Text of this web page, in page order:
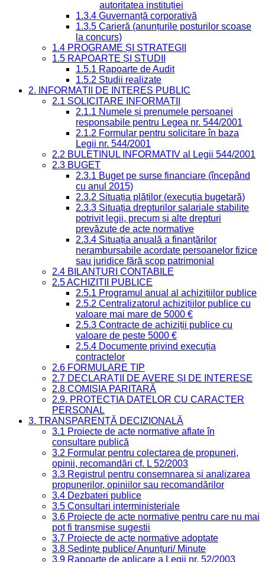
autoritatea instituției
1.3.4 Guvernanță corporativă
1.3.5 Carieră (anunțurile posturilor scoase
la concurs)
1.4 PROGRAME ȘI STRATEGII
1.5 RAPOARTE ȘI STUDII
1.5.1 Rapoarte de Audit
1.5.2 Studii realizate
2. INFORMAȚII DE INTERES PUBLIC
2.1 SOLICITARE INFORMAȚII
2.1.1 Numele și prenumele persoanei
responsabile pentru Legea nr. 544/2001
2.1.2 Formular pentru solicitare în baza
Legii nr. 544/2001
2.2 BULETINUL INFORMATIV al Legii 544/2001
2.3 BUGET
2.3.1 Buget pe surse financiare (începând
cu anul 2015)
2.3.2 Situația plăților (execuția bugetară)
2.3.3 Situația drepturilor salariale stabilite
potrivit legii, precum și alte drepturi
prevăzute de acte normative
2.3.4 Situația anuală a finanțărilor
nerambursabile acordate persoanelor fizice
sau juridice fără scop patrimonial
2.4 BILANȚURI CONTABILE
2.5 ACHIZIȚII PUBLICE
2.5.1 Programul anual al achizițiilor publice
2.5.2 Centralizatorul achizițiilor publice cu
valoare mai mare de 5000 €
2.5.3 Contracte de achiziții publice cu
valoare de peste 5000 €
2.5.4 Documente privind execuția
contractelor
2.6 FORMULARE TIP
2.7 DECLARAȚII DE AVERE ȘI DE INTERESE
2.8 COMISIA PARITARĂ
2.9. PROTECȚIA DATELOR CU CARACTER
PERSONAL
3. TRANSPARENȚĂ DECIZIONALĂ
3.1 Proiecte de acte normative aflate în
consultare publică
3.2 Formular pentru colectarea de propuneri,
opinii, recomandări cf. L 52/2003
3.3 Registrul pentru consemnarea și analizarea
propunerilor, opiniilor sau recomandărilor
3.4 Dezbateri publice
3.5 Consultari interministeriale
3.6 Proiecte de acte normative pentru care nu mai
pot fi transmise sugestii
3.7 Proiecte de acte normative adoptate
3.8 Ședințe publice/ Anunțuri/ Minute
3.9 Rapoarte de aplicare a Legii nr. 52/2003